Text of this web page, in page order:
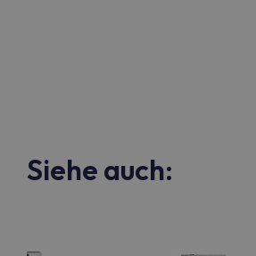
Siehe auch: